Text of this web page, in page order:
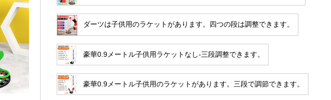
ダーツは子供用のラケットがあります。四つの段は調整できます。
豪華0.9メートル子供用ラケットなし-三段調整できます。
豪華0.9メートル子供用のラケットがあります。三段で調節できます。